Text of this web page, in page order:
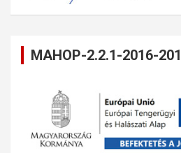
MAHOP-2.2.1-2016-